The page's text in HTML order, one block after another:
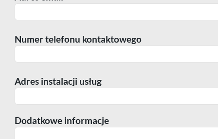
Numer telefonu kontaktowego
Adres instalacji usług
Dodatkowe informacje